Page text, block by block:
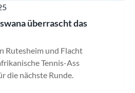
überrascht das
Rutesheim und Flacht
Tennis-Ass
die nächste Runde.